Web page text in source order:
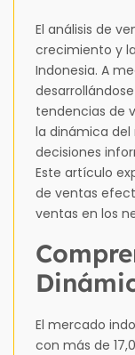
El análisis de
crecimiento y
Indonesia. A
tendencias de
la dinámica
decisiones
Este artículo
de ventas
ventas en los
El mercado
con más de